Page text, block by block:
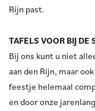
Rijn past.
TAFELS VOOR BIJ DE
Bij ons kunt u niet
aan den Rijn, maar
feestje helemaal
en door onze